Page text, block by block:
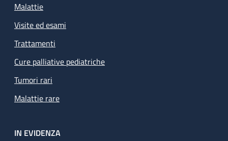
Malattie
Visite ed esami
Trattamenti
Cure palliative pediatriche
Tumori rari
Malattie rare
IN EVIDENZA